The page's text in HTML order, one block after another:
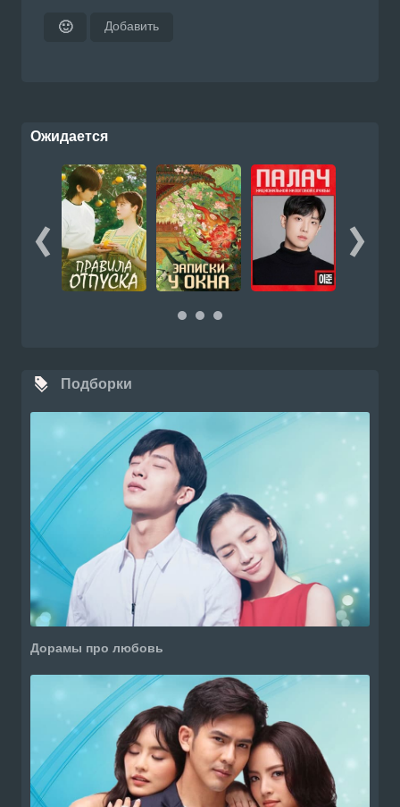
🙂 Добавить
Ожидается
Подборки
Дорамы про любовь